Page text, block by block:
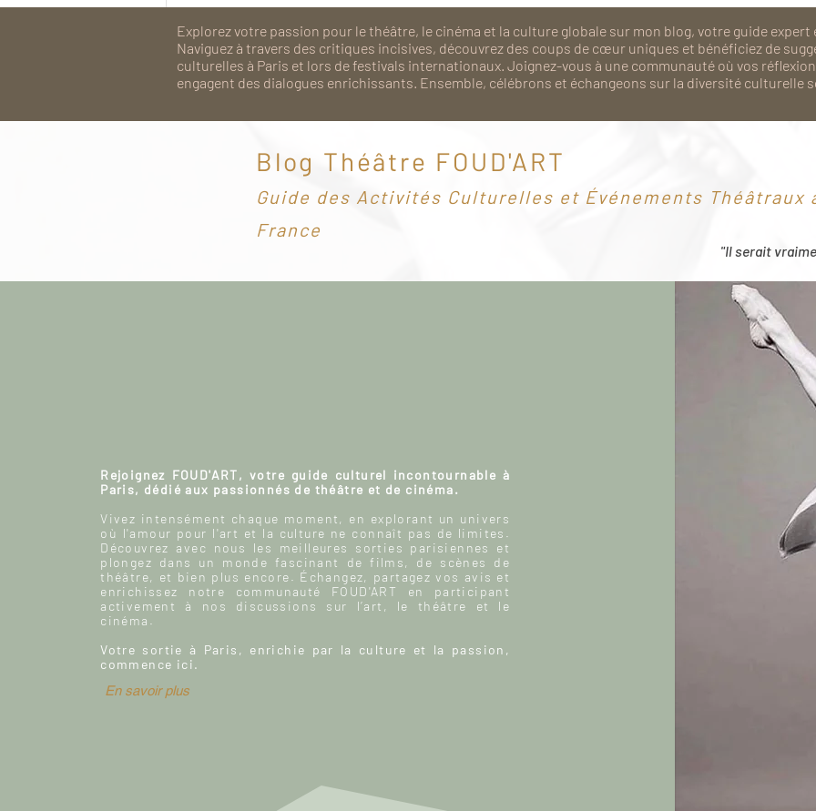
Explorez votre passion pour le théâtre, le cinéma et la culture globale sur mon blog, votre guide expert
Naviguez à travers des critiques incisives, découvrez des coups de cœur uniques et bénéficiez de
culturelles à Paris et lors de festivals internationaux. Joignez-vous à une communauté où vos
engagent des dialogues enrichissants. Ensemble, célébrons et échangeons sur la diversité culturelle
Blog Théâtre FOUD'ART
Guide des Activités Culturelles et Événements Théâtraux
France
"Il serait
Rejoignez FOUD'ART, votre guide culturel incontournable à
Paris, dédié aux passionnés de théâtre et de cinéma.
Vivez intensément chaque moment, en explorant un univers
où l'amour pour l'art et la culture ne connaît pas de limites.
Découvrez avec nous les meilleures sorties parisiennes et
plongez dans un monde fascinant de films, de scènes de
théâtre, et bien plus encore. Échangez, partagez vos avis et
enrichissez notre communauté FOUD'ART en participant
activement à nos discussions sur l’art, le théâtre et le
cinéma.
Votre sortie à Paris, enrichie par la culture et la passion,
commence ici.
En savoir plus